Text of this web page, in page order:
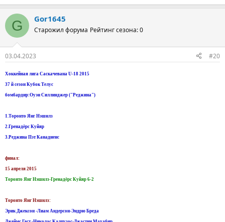
G Gor1645
Старожил форума Рейтинг сезона: 0
03.04.2023 #20
Хоккейная лига Саскачевана U-18 2015
37 й сезон Кубок Телус
бомбардир:Оуэн Силлинджер ("Реджина")
1.Торонто Янг Нэшнлз
2.Гренадёрс Куйяр
3.Реджина Пэт Канадиенс
финал:
15 апреля 2015
Торонто Янг Нэшнлз-Гренадёрс Куйяр 6-2
Торонто Янг Нэшнлз:
Эрик Джексон -Лиам Андерсон-Эндрю Бреда